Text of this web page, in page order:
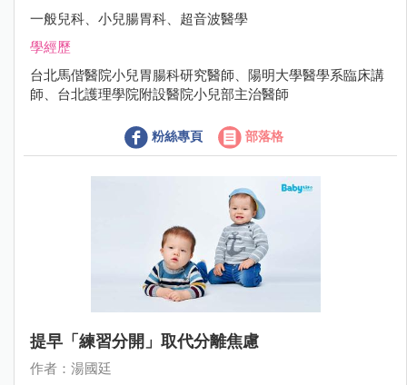
一般兒科、小兒腸胃科、超音波醫學
學經歷
台北馬偕醫院小兒胃腸科研究醫師、陽明大學醫學系臨床講
師、台北護理學院附設醫院小兒部主治醫師
粉絲專頁 部落格
提早「練習分開」取代分離焦慮
作者：湯國廷